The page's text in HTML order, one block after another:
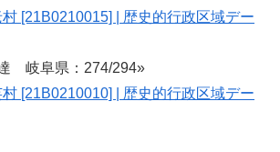
[21B0210015] | 歴史的行政区域デー
岐阜県：274/294»
[21B0210010] | 歴史的行政区域デー